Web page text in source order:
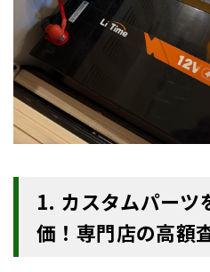
1. カスタムパーツ
価！専門店の高額